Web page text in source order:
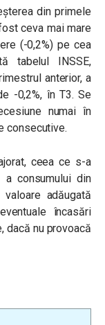
din primele
ceva mai mare
(-0,2%) pe cea
tabelul INSSE,
anterior, a
-0,2%, în T3. Se
numai în
consecutive.
ceea ce s-a
a consumului din
adăugată
încasări
dacă nu provoacă